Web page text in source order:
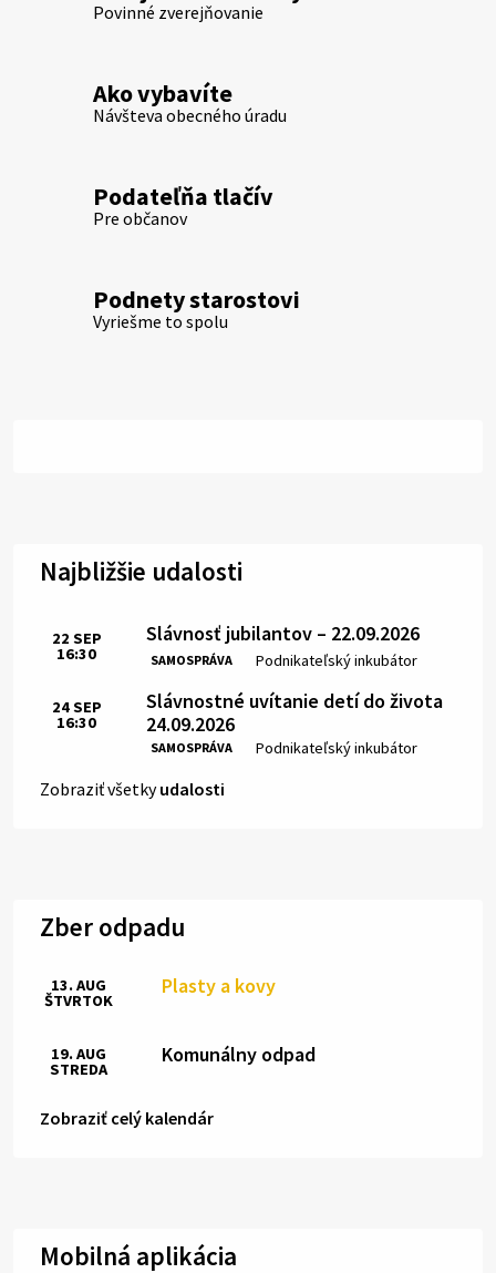
Povinné zverejňovanie
Ako vybavíte
Návšteva obecného úradu
Podateľňa tlačív
Pre občanov
Podnety starostovi
Vyriešme to spolu
Najbližšie udalosti
Slávnosť jubilantov – 22.09.2026
SAMOSPRÁVA Miesto:
Podnikateľský inkubátor
Čas:
22 SEP
16:30
Slávnostné uvítanie detí do života
24.09.2026
SAMOSPRÁVA Miesto:
Podnikateľský inkubátor
Čas:
24SEP
16:30
Zobraziť všetkyudalosti
Zber odpadu
Plasty a kovy
13. AUG
ŠTVRTOK
Komunálny odpad
19. AUG
STREDA
Zobraziť celý kalendár
Mobilná aplikácia